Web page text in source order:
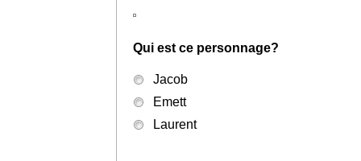
Qui est ce personnage?
Jacob
Emett
Laurent